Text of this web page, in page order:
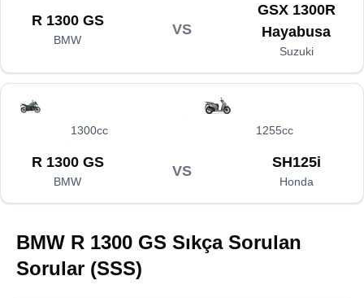
R 1300 GS
BMW
VS
GSX 1300R
Hayabusa
Suzuki
1300cc 1255cc
R 1300 GS
BMW
VS
SH125i
Honda
BMW R 1300 GS Sıkça Sorulan
Sorular (SSS)